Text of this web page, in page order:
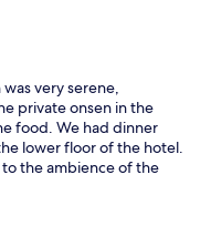
very serene,
private onsen in the
food. We had dinner
lower floor of the hotel.
the ambience of the
that you can use to
food was incredible.